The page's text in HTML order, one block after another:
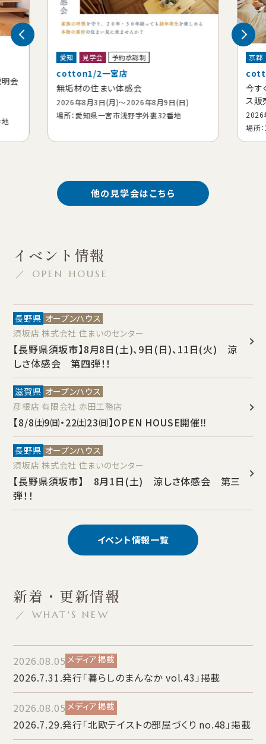
愛知 見学会 予約承認制
cotton1/2一宮店
無垢材の住まい体感会
2026年8月3日(月)〜2026年8月9日(日)
場所：愛知県一宮市浅野字外裏32番地
京都
今す
ス販売
2026
場所：
他の見学会はこちら
イベント情報
／ OPEN HOUSE
長野県 オープンハウス
須坂店 株式会社 住まいのセンター
【長野県須坂市】8月8日(土)、9日(日)、11日(火) 涼
しさ体感会 第四弾！！
滋賀県 オープンハウス
彦根店 有限会社 赤田工務店
【8/8㈯9㈰・22㈯23㈰】OPEN HOUSE開催‼
長野県 オープンハウス
須坂店 株式会社 住まいのセンター
【長野県須坂市】 8月1日(土) 涼しさ体感会 第三
弾！！
イベント情報一覧
新着・更新情報
／ WHAT'S NEW
2026.08.05 メディア掲載
2026.7.31.発行「暮らしのまんなか vol.43」掲載
2026.08.05 メディア掲載
2026.7.29.発行「北欧テイストの部屋づくり no.48」掲載